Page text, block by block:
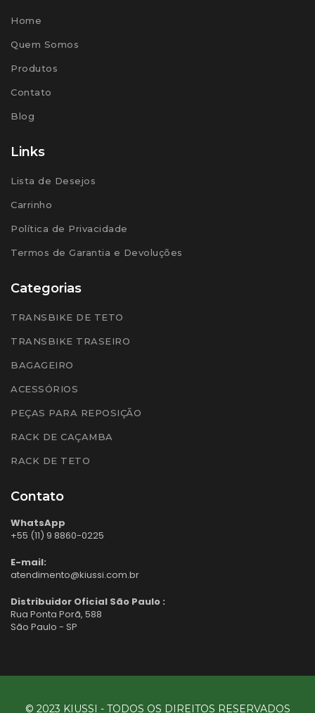
Home
Quem Somos
Produtos
Contato
Blog
Links
Lista de Desejos
Carrinho
Política de Privacidade
Termos de Garantia e Devoluções
Categorias
TRANSBIKE DE TETO
TRANSBIKE TRASEIRO
BAGAGEIRO
ACESSÓRIOS
PEÇAS PARA REPOSIÇÃO
RACK DE CAÇAMBA
RACK DE TETO
Contato
WhatsApp
+55 (11) 9 8860-0225
E-mail:
atendimento@kiussi.com.br
Distribuidor Oficial São Paulo :
Rua Ponta Porã, 588
São Paulo - SP
© 2023 KIUSSI - TODOS OS DIREITOS RESERVADOS